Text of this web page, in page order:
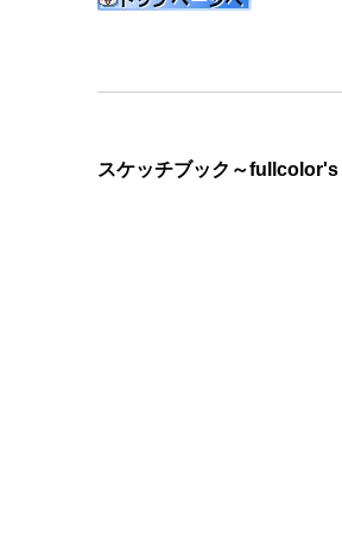
スケッチブック～fullcolor's